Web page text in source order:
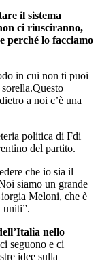
il sistema
ci riusciranno,
perché lo facciamo
in cui non ti puoi
a noi c’è una
politica di Fdi
del partito.
che io sia il
siamo un grande
Meloni, che è
uniti”.
nello
seguono e ci
idee sulla